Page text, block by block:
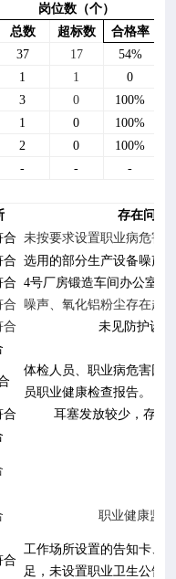
岗位数（个）
总数
超标数 合格率
37 17 54%
1 1
0
3 0
100%
1 0
100%
2 0
100%
- - -
存在问题
合 未按要求设置职业病危害
合 选用 的部分生产设备噪声
合 4号厂房锻造车间办公室照
合
噪声、氧化铝粉尘存在超
合
未见防护设
体检人员、职业病危害因
员职业健康检查报告。
合
耳塞发放较少，存在
职业健康监
合
工作场所设置的告知卡、
足，未设置职业卫生公告